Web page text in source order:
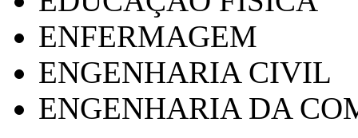
ENFERMAGEM
ENGENHARIA CIVIL
ENGENHARIA DA